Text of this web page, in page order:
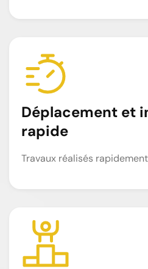
Déplacement et
rapide
Travaux réalisés